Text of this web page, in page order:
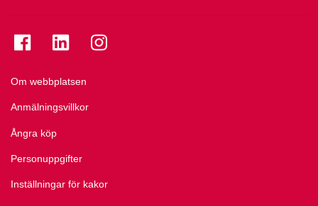
Om webbplatsen
Anmälningsvillkor
Ångra köp
Personuppgifter
Inställningar för kakor
Se folkuniversitetet på Facebook
Se folkuniversitetet på LinkedIn